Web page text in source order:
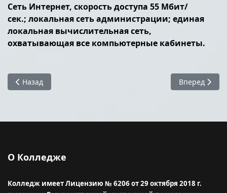
Сеть Интернет, скорость доступа 55 Мбит/
сек.; локальная сеть администрации; единая
локальная вычислительная сеть,
охватывающая все компьютерные кабинеты.
Предыдущий: Образовательное кредитование
Назад Следующий:
Вперед
О Колледже
Колледж имеет Лицензию № 6206 от 29 октября 2018 г.